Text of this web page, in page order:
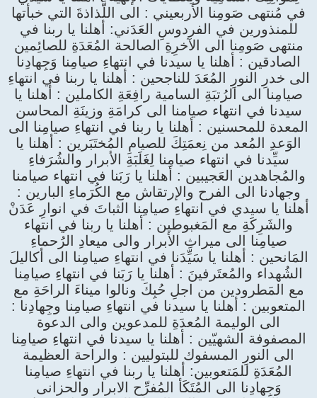
في مُنتهى صَومِنا الأربعيني : الى اللَّذاذةَ التي خبأتها
للمنذورين في الفردوسِ العَدَني: أهلنا يا ربنا في
منتهى صَومِنا الى الآخرِةِ الصالحة المُعَدَةِ للصائِمين
الصادقين : أهلنا يا سيدنا في انتهاءِ صيامِنا وَجِهادِنا
الى خدرِ النورِ المُعَدَ للناجحين : أهلنا يا ربنا في انتهاءِ
صيامِنا الى الرُتبَةِ السامية رافِعَةِ الكاملين : أهلنا يا
سيدنا في انتهاء صيامنا الى كرامَةِ وزينَةِ المحاسن
المعدة للمحسنين : أهلنا يا ربنا في انتهاءِ صيامِنا الى
الوَعدِ المُعد من نِعمَتِكَ للصيامِ المُختَبَرين : أهلنا يا
سيِّدنا في انتهاء صيامِنا لِغَلَبَةِ الأبرار والشُرَفاءِ
والمُجاهدين العَجيبين : أهلنا يا رَبَنا في انتهاء صيامنا
وجهادنا الى الفرح والإرتقاش مع الكُرَماءِ البارين :
أهلنا يا سيدي في انتهاءِ صيامِنا الثباتَ في انوارِ عَدَنْ
والشَرِكَةِ مع المَغبوطين : أهلنا يا ربنا في انتهاء
صيامِنا الى ميراثِ الأبرار والى ميعادِ الرُحماءِ
المَانحين : أهلنا يا سَيِّدَنا في انتهاءِ صيامِنا الى أكاليلَ
الشُهداء والمُعتَرفينَ : أهلنا يا رَبَنا في انتهاءِ صيامِنا
مع المَطرودين من اجلِ حُبِكَ ونالوا ميناءَ الراحَةِ مع
المتعوبين : أهلنا يا سيدنا في انتهاءِ صيامِنا وجِهادِنا :
الى الوليمة المُعدَةِ للمدعوين والى الدعوة
المصفوفة الشهيّين : أهلنا يا سيدنا في انتهاءِ صيامِنا
الى النورِ المسفوك للبتوليين : والراحة العظيمة
المُعَدَةِ للمَتعوبين: أهلنا يا ربنا في انتهاءِ صيامِنا
وَجِهادِنا الى المُتَكَأ المُفرِّح الابرار والحزانى